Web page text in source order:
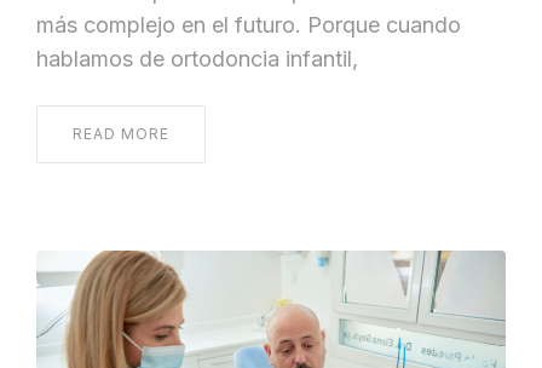
más complejo en el futuro. Porque cuando
hablamos de ortodoncia infantil,
READ MORE